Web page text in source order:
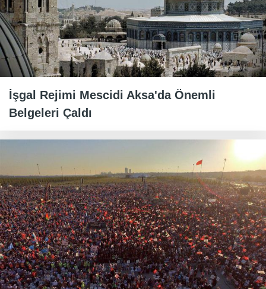
İşgal Rejimi Mescidi Aksa'da Önemli
Belgeleri Çaldı